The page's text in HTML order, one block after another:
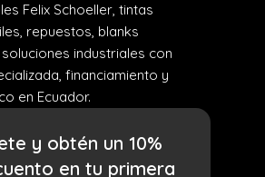
Felix Schoeller, tintas
repuestos, blanks
industriales con
financiamiento y
en Ecuador.
y obtén un 10%
en tu primera